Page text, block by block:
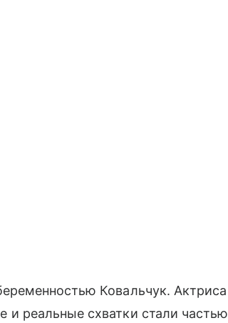
Ковальчук. Актриса
и реальные схватки стали частью